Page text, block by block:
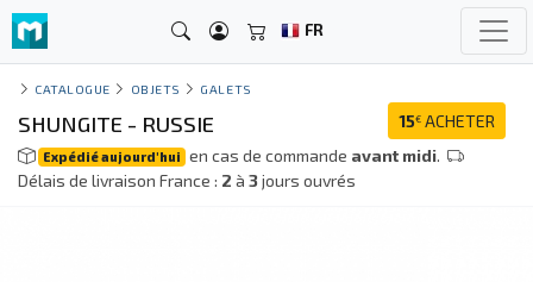
FR
CATALOGUE OBJETS GALETS
15€ ACHETER
SHUNGITE - RUSSIE
Expédié aujourd'hui en cas de commande avant midi.
Délais de livraison France : 2 à 3jours ouvrés